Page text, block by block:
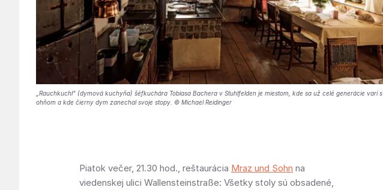
„Rauchkuchl“ (dymová kuchyňa) šéfkuchára Tobiasa Bachera v Stuhlfelden je miestom, kde sa už celé generácie varí s
ohňom a kde čierny dym zanechal svoje stopy. © Michael Reidinger
Piatok večer, 21.30 hod., reštaurácia Mraz und Sohn na
viedenskej ulici Wallensteinstraße: Všetky stoly sú obsadené,